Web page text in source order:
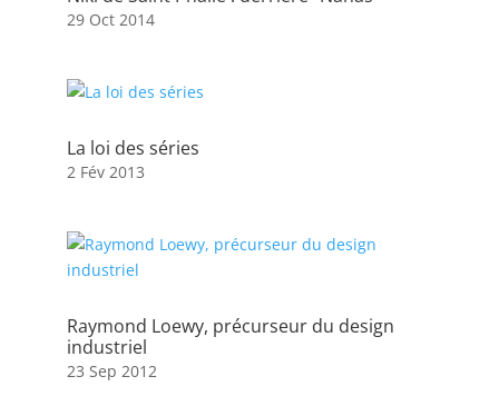
29 Oct 2014
La loi des séries
2 Fév 2013
Raymond Loewy, précurseur du design
industriel
23 Sep 2012